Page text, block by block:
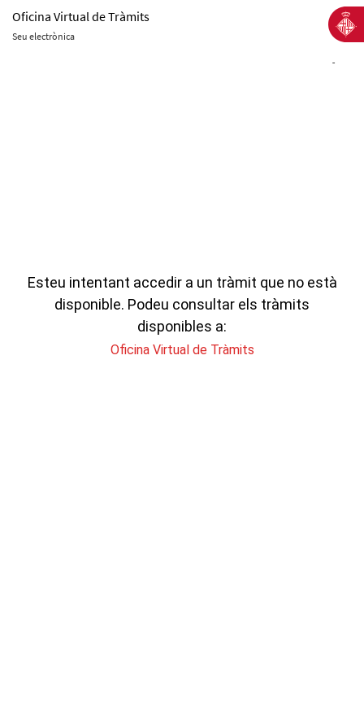
Oficina Virtual de Tràmits
Seu electrònica
-
Esteu intentant accedir a un tràmit que no està
disponible. Podeu consultar els tràmits
disponibles a:
Oficina Virtual de Tràmits